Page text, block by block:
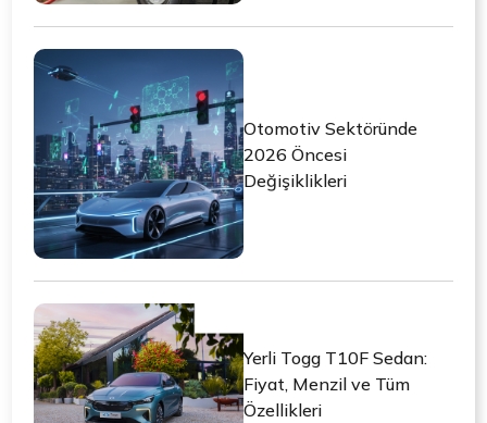
Otomotiv Sektöründe
2026 Öncesi
Değişiklikleri
Yerli Togg T10F Sedan:
Fiyat, Menzil ve Tüm
Özellikleri